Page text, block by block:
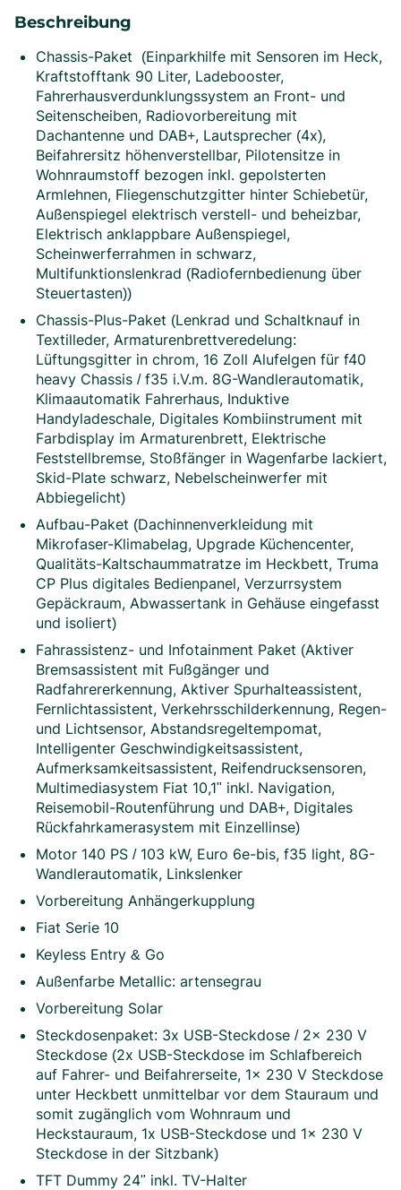
Beschreibung
Chassis-Paket (Einparkhilfe mit Sensoren im Heck,
Kraftstofftank 90 Liter, Ladebooster,
Fahrerhausverdunklungssystem an Front- und
Seitenscheiben, Radiovorbereitung mit
Dachantenne und DAB+, Lautsprecher (4x),
Beifahrersitz höhenverstellbar, Pilotensitze in
Wohnraumstoff bezogen inkl. gepolsterten
Armlehnen, Fliegenschutzgitter hinter Schiebetür,
Außenspiegel elektrisch verstell- und beheizbar,
Elektrisch anklappbare Außenspiegel,
Scheinwerferrahmen in schwarz,
Multifunktionslenkrad (Radiofernbedienung über
Steuertasten))
Chassis-Plus-Paket (Lenkrad und Schaltknauf in
Textilleder, Armaturenbrettveredelung:
Lüftungsgitter in chrom, 16 Zoll Alufelgen für f40
heavy Chassis / f35 i.V.m. 8G-Wandlerautomatik,
Klimaautomatik Fahrerhaus, Induktive
Handyladeschale, Digitales Kombiinstrument mit
Farbdisplay im Armaturenbrett, Elektrische
Feststellbremse, Stoßfänger in Wagenfarbe lackiert,
Skid-Plate schwarz, Nebelscheinwerfer mit
Abbiegelicht)
Aufbau-Paket (Dachinnenverkleidung mit
Mikrofaser-Klimabelag, Upgrade Küchencenter,
Qualitäts-Kaltschaummatratze im Heckbett, Truma
CP Plus digitales Bedienpanel, Verzurrsystem
Gepäckraum, Abwassertank in Gehäuse eingefasst
und isoliert)
Fahrassistenz- und Infotainment Paket (Aktiver
Bremsassistent mit Fußgänger und
Radfahrererkennung, Aktiver Spurhalteassistent,
Fernlichtassistent, Verkehrsschilderkennung, Regen-
und Lichtsensor, Abstandsregeltempomat,
Intelligenter Geschwindigkeitsassistent,
Aufmerksamkeitsassistent, Reifendrucksensoren,
Multimediasystem Fiat 10,1" inkl. Navigation,
Reisemobil-Routenführung und DAB+, Digitales
Rückfahrkamerasystem mit Einzellinse)
Motor 140 PS / 103 kW, Euro 6e-bis, f35 light, 8G-
Wandlerautomatik, Linkslenker
Vorbereitung Anhängerkupplung
Fiat Serie 10
Keyless Entry & Go
Außenfarbe Metallic: artensegrau
Vorbereitung Solar
Steckdosenpaket: 3x USB-Steckdose / 2x 230 V
Steckdose (2x USB-Steckdose im Schlafbereich
auf Fahrer- und Beifahrerseite, 1x 230 V Steckdose
unter Heckbett unmittelbar vor dem Stauraum und
somit zugänglich vom Wohnraum und
Heckstauraum, 1x USB-Steckdose und 1x 230 V
Steckdose in der Sitzbank)
TFT Dummy 24" inkl. TV-Halter